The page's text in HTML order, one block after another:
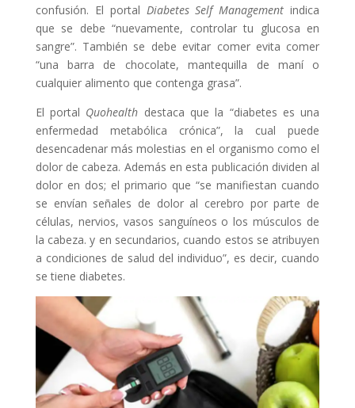
confusión. El portal Diabetes Self Management indica
que se debe “nuevamente, controlar tu glucosa en
sangre”. También se debe evitar comer evita comer
“una barra de chocolate, mantequilla de maní o
cualquier alimento que contenga grasa”.
El portal Quohealth destaca que la “diabetes es una
enfermedad metabólica crónica”, la cual puede
desencadenar más molestias en el organismo como el
dolor de cabeza. Además en esta publicación dividen al
dolor en dos; el primario que “se manifiestan cuando
se envían señales de dolor al cerebro por parte de
células, nervios, vasos sanguíneos o los músculos de
la cabeza. y en secundarios, cuando estos se atribuyen
a condiciones de salud del individuo”, es decir, cuando
se tiene diabetes.